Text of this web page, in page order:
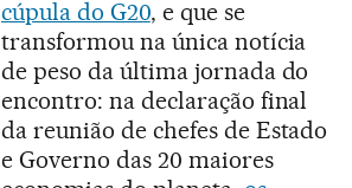
cúpula do G20, e que se
transformou na única notícia
de peso da última jornada do
encontro: na declaração final
da reunião de chefes de Estado
e Governo das 20 maiores